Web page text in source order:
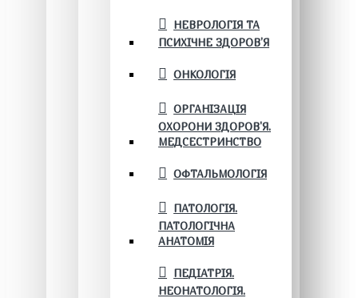
НЕВРОЛОГІЯ ТА
ПСИХІЧНЕ ЗДОРОВ’Я
ОНКОЛОГІЯ
ОРГАНІЗАЦІЯ
ОХОРОНИ ЗДОРОВ'Я.
МЕДСЕСТРИНСТВО
ОФТАЛЬМОЛОГІЯ
ПАТОЛОГІЯ.
ПАТОЛОГІЧНА
АНАТОМІЯ
ПЕДІАТРІЯ.
НЕОНАТОЛОГІЯ.